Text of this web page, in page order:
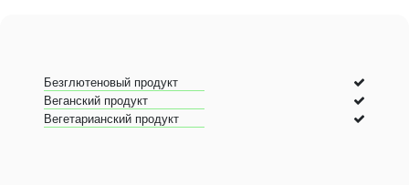
Безглютеновый продукт
Веганский продукт
Вегетарианский продукт